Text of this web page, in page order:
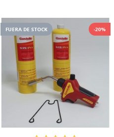
-20%
FUERA DE STOCK
((MODALTITLE))
CREAR LISTA DE
INICIAR SESIÓN